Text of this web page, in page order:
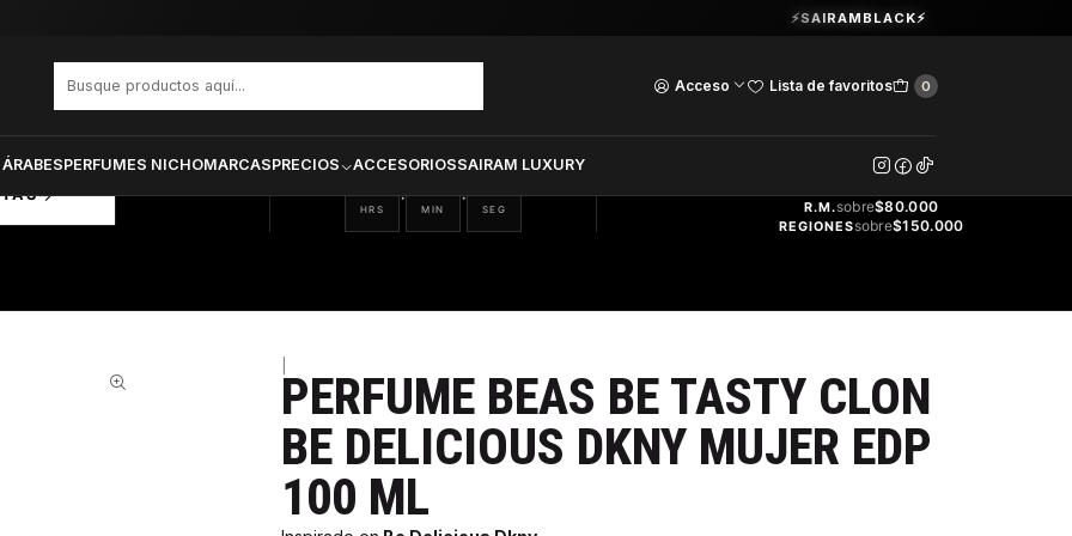
Acceso Lista de favoritos 0
PERFUMES NICHOMARCASPRECIOS ACCESORIOSSAIRAM LUXURY
Guardia Vieja 202. Oficina 102.Ver Horarios
⚡SAIRAMBLACK⚡
13
HRS
: 35
MIN
: 36
SEG
GRATIS
R.M.sobre$80.000
REGIONESsobre$150.000
PERFUME BEAS BE TASTY CLON
BE DELICIOUS DKNY MUJER EDP
100 ML